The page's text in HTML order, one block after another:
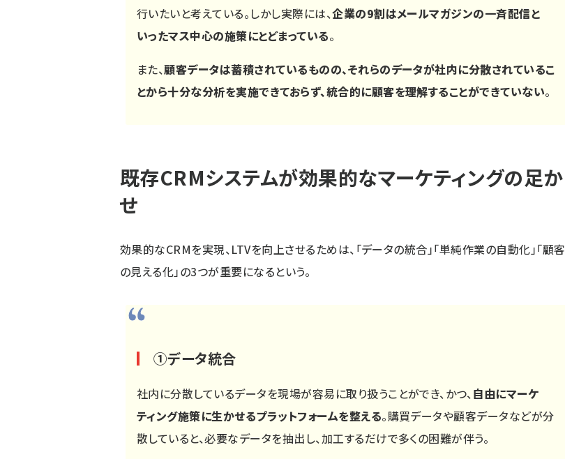
行いたいと考えている。しかし実際には、企業の9割はメールマガジンの一斉配信と
いったマス中心の施策にとどまっている。
また、顧客データは蓄積されているものの、それらのデータが社内に分散されているこ
とから十分な分析を実施できておらず、統合的に顧客を理解することができていない。
既存CRMシステムが効果的なマーケティングの足か
せ
効果的なCRMを実現、LTVを向上させるためは、「データの統合」「単純作業の自動化」「顧客
の見える化」の3つが重要になるという。
①データ統合
社内に分散しているデータを現場が容易に取り扱うことができ、かつ、 自由にマーケ
ティング施策に生かせるプラットフォームを整える。購買データや顧客データなどが分
散していると、必要なデータを抽出し、加工するだけで多くの困難が伴う。